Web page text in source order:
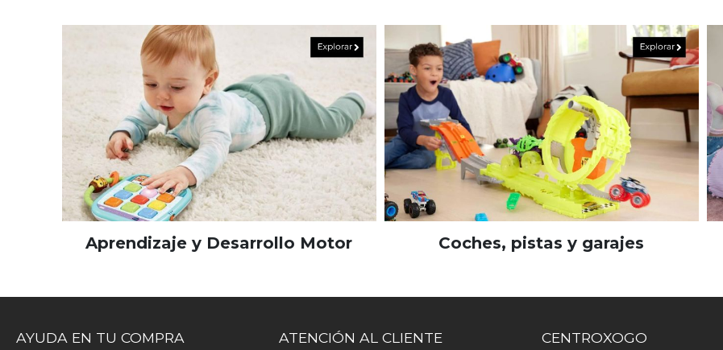
Aprendizaje y Desarrollo Motor Coches, pistas y garajes
AYUDA EN TU COMPRA ATENCIÓN AL CLIENTE CENTROXOGO